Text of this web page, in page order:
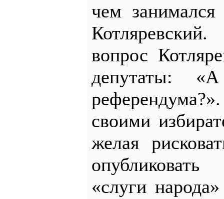
чем
вопрос
депутаты:
своими
желая
«слуги